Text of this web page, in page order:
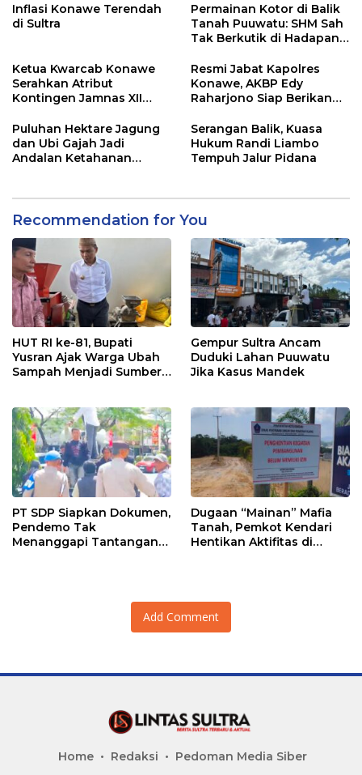
Inflasi Konawe Terendah
di Sultra
Permainan Kotor di Balik
Tanah Puuwatu: SHM Sah
Tak Berkutik di Hadapan
Ketua Kwarcab Konawe
Serahkan Atribut
Kontingen Jamnas XII
Resmi Jabat Kapolres
Konawe, AKBP Edy
Raharjono Siap Berikan
Puluhan Hektare Jagung
dan Ubi Gajah Jadi
Andalan Ketahanan
Serangan Balik, Kuasa
Hukum Randi Liambo
Tempuh Jalur Pidana
Recommendation for You
HUT RI ke-81, Bupati
Yusran Ajak Warga Ubah
Sampah Menjadi Sumber
Gempur Sultra Ancam
Duduki Lahan Puuwatu
Jika Kasus Mandek
PT SDP Siapkan Dokumen,
Pendemo Tak
Menanggapi Tantangan
Dugaan “Mainan” Mafia
Tanah, Pemkot Kendari
Hentikan Aktifitas di
Add Comment
Home Redaksi Pedoman Media Siber